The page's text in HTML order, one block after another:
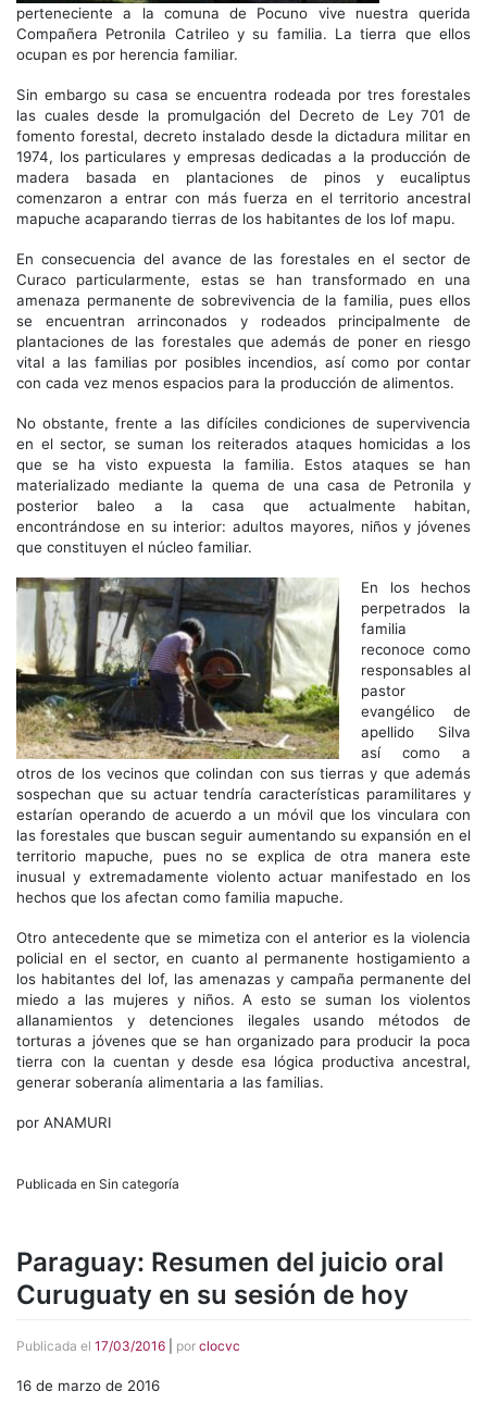
perteneciente a la comuna de Pocuno vive nuestra querida
Compañera Petronila Catrileo y su familia. La tierra que ellos
ocupan es por herencia familiar.
Sin embargo su casa se encuentra rodeada por tres forestales
las cuales desde la promulgación del Decreto de Ley 701 de
fomento forestal, decreto instalado desde la dictadura militar en
1974, los particulares y empresas dedicadas a la producción de
madera basada en plantaciones de pinos y eucaliptus
comenzaron a entrar con más fuerza en el territorio ancestral
mapuche acaparando tierras de los habitantes de los lof mapu.
En consecuencia del avance de las forestales en el sector de
Curaco particularmente, estas se han transformado en una
amenaza permanente de sobrevivencia de la familia, pues ellos
se encuentran arrinconados y rodeados principalmente de
plantaciones de las forestales que además de poner en riesgo
vital a las familias por posibles incendios, así como por contar
con cada vez menos espacios para la producción de alimentos.
No obstante, frente a las difíciles condiciones de supervivencia
en el sector, se suman los reiterados ataques homicidas a los
que se ha visto expuesta la familia. Estos ataques se han
materializado mediante la quema de una casa de Petronila y
posterior baleo a la casa que actualmente habitan,
encontrándose en su interior: adultos mayores, niños y jóvenes
que constituyen el núcleo familiar.
En los hechos
perpetrados la
familia
reconoce como
responsables al
pastor
evangélico de
apellido Silva
así como a
otros de los vecinos que colindan con sus tierras y que además
sospechan que su actuar tendría características paramilitares y
estarían operando de acuerdo a un móvil que los vinculara con
las forestales que buscan seguir aumentando su expansión en el
territorio mapuche, pues no se explica de otra manera este
inusual y extremadamente violento actuar manifestado en los
hechos que los afectan como familia mapuche.
Otro antecedente que se mimetiza con el anterior es la violencia
policial en el sector, en cuanto al permanente hostigamiento a
los habitantes del lof, las amenazas y campaña permanente del
miedo a las mujeres y niños. A esto se suman los violentos
allanamientos y detenciones ilegales usando métodos de
torturas a jóvenes que se han organizado para producir la poca
tierra con la cuentan y desde esa lógica productiva ancestral,
generar soberanía alimentaria a las familias.
por ANAMURI
Publicada en Sin categoría
Paraguay: Resumen del juicio oral
Curuguaty en su sesión de hoy
Publicada el 17/03/2016 por clocvc
16 de marzo de 2016